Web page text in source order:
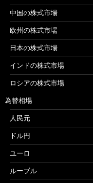
中国の株式市場
欧州の株式市場
日本の株式市場
インドの株式市場
ロシアの株式市場
為替相場
人民元
ドル円
ユーロ
ルーブル